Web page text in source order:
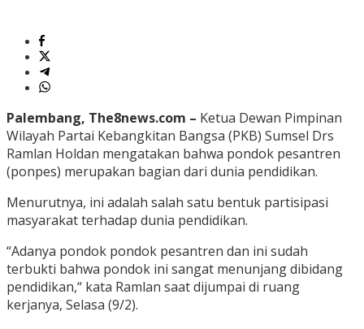
Palembang, The8news.com – Ketua Dewan Pimpinan
Wilayah Partai Kebangkitan Bangsa (PKB) Sumsel Drs
Ramlan Holdan mengatakan bahwa pondok pesantren
(ponpes) merupakan bagian dari dunia pendidikan.
Menurutnya, ini adalah salah satu bentuk partisipasi
masyarakat terhadap dunia pendidikan.
“Adanya pondok pondok pesantren dan ini sudah
terbukti bahwa pondok ini sangat menunjang dibidang
pendidikan,“ kata Ramlan saat dijumpai di ruang
kerjanya, Selasa (9/2).